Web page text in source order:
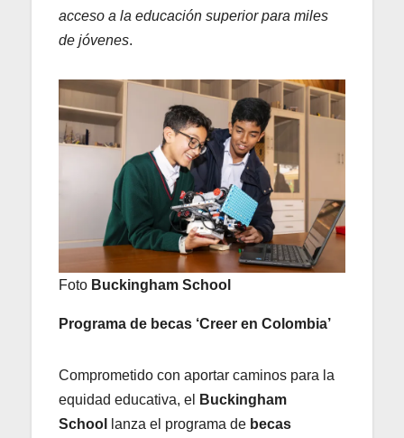
acceso a la educación superior para miles
de jóvenes.
Foto Buckingham School
Programa de becas ‘Creer en Colombia’
Comprometido con aportar caminos para la
equidad educativa, el
Buckingham
School
lanza el programa de becas